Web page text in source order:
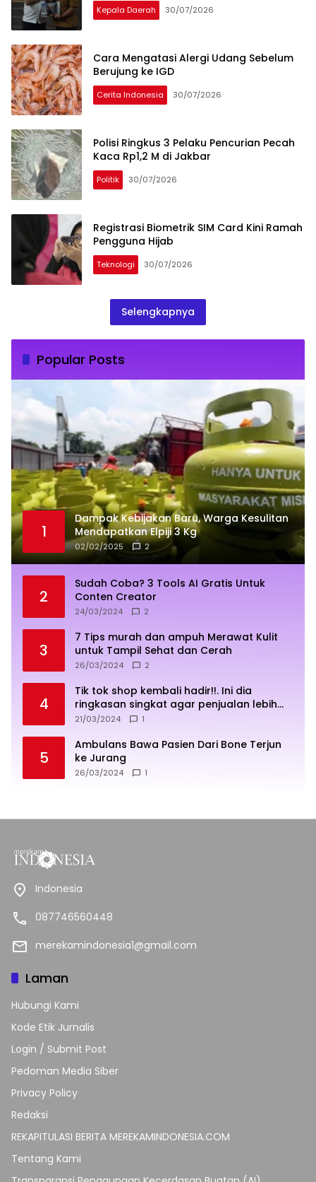
Kepala Daerah 30/07/2026
Cara Mengatasi Alergi Udang Sebelum
Berujung ke IGD
Cerita Indonesia 30/07/2026
Polisi Ringkus 3 Pelaku Pencurian Pecah
Kaca Rp1,2 M di Jakbar
Politik 30/07/2026
Registrasi Biometrik SIM Card Kini Ramah
Pengguna Hijab
Teknologi 30/07/2026
Selengkapnya
Popular Posts
1
Dampak Kebijakan Baru, Warga Kesulitan
Mendapatkan Elpiji 3 Kg
02/02/2025 2
2
Sudah Coba? 3 Tools AI Gratis Untuk
Conten Creator
24/03/2024 2
3
7 Tips murah dan ampuh Merawat Kulit
untuk Tampil Sehat dan Cerah
26/03/2024 2
4
Tik tok shop kembali hadir!!. Ini dia
ringkasan singkat agar penjualan lebih
sukses
21/03/2024 1
5
Ambulans Bawa Pasien Dari Bone Terjun
ke Jurang
26/03/2024 1
Indonesia
087746560448
merekamindonesia1@gmail.com
Laman
Hubungi Kami
Kode Etik Jurnalis
Login / Submit Post
Pedoman Media Siber
Privacy Policy
Redaksi
REKAPITULASI BERITA MEREKAMINDONESIA.COM
Tentang Kami